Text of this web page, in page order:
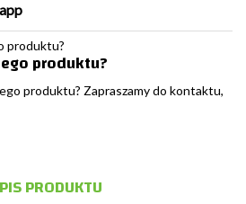
produktu?
produktu? Zapraszamy do kontaktu,
PRODUKTU